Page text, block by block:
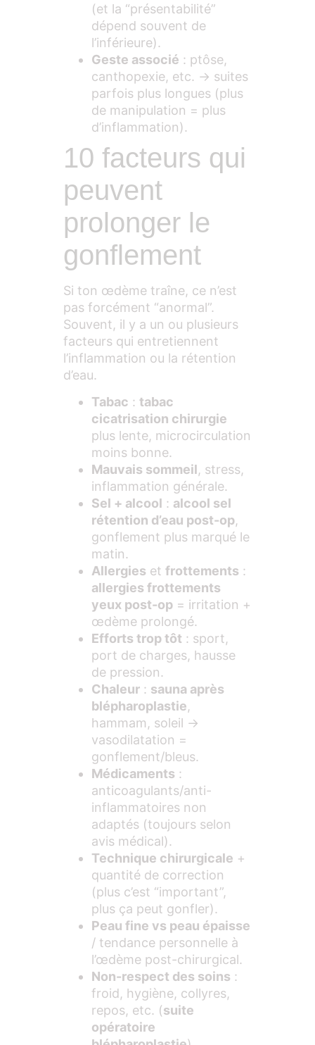
(et la “présentabilité”
dépend souvent de
l’inférieure).
Geste associé : ptôse,
canthopexie, etc. → suites
parfois plus longues (plus
de manipulation = plus
d’inflammation).
10 facteurs qui
peuvent
prolonger le
gonflement
Si ton œdème traîne, ce n’est
pas forcément “anormal”.
Souvent, il y a un ou plusieurs
facteurs qui entretiennent
l’inflammation ou la rétention
d’eau.
Tabac : tabac
cicatrisation chirurgie
plus lente, microcirculation
moins bonne.
Mauvais sommeil, stress,
inflammation générale.
Sel + alcool : alcool sel
rétention d’eau post-op,
gonflement plus marqué le
matin.
Allergies et frottements :
allergies frottements
yeux post-op = irritation +
œdème prolongé.
Efforts trop tôt : sport,
port de charges, hausse
de pression.
Chaleur : sauna après
blépharoplastie,
hammam, soleil →
vasodilatation =
gonflement/bleus.
Médicaments :
anticoagulants/anti-
inflammatoires non
adaptés (toujours selon
avis médical).
Technique chirurgicale +
quantité de correction
(plus c’est “important”,
plus ça peut gonfler).
Peau fine vs peau épaisse
/ tendance personnelle à
l’œdème post-chirurgical.
Non-respect des soins :
froid, hygiène, collyres,
repos, etc. (suite
opératoire